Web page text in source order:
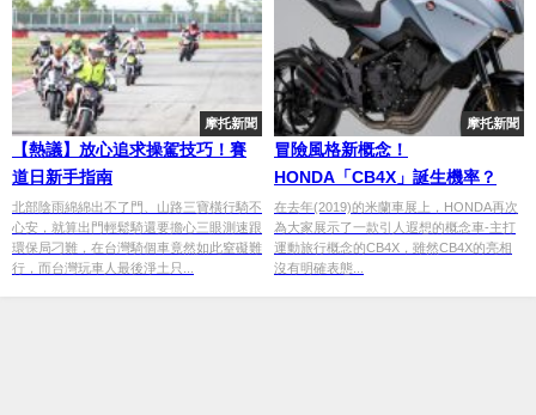
摩托新聞
【熱議】放心追求操駕技巧！賽
道日新手指南
北部陰雨綿綿出不了門、山路三寶橫行騎不
心安，就算出門輕鬆騎還要擔心三眼測速跟
環保局刁難，在台灣騎個車竟然如此窒礙難
行，而台灣玩車人最後淨土只...
摩托新聞
冒險風格新概念！
HONDA「CB4X」誕生機率？
在去年(2019)的米蘭車展上，HONDA再次
為大家展示了一款引人遐想的概念車-主打
運動旅行概念的CB4X，雖然CB4X的亮相
沒有明確表態...